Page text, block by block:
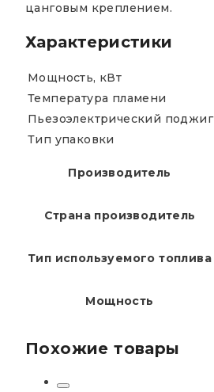
цанговым креплением.
Характеристики
Мощность, кВт
Температура пламени
Пьезоэлектрический поджиг
Тип упаковки
Производитель
Страна производитель
Тип используемого топлива
Мощность
Похожие товары